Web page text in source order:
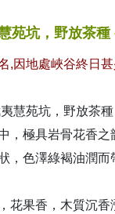
苑坑，野放茶種
,因地處峽谷終日
慧苑坑，野放茶
，極具岩骨花香之
，色澤綠褐油潤而
花果香，木質沉香